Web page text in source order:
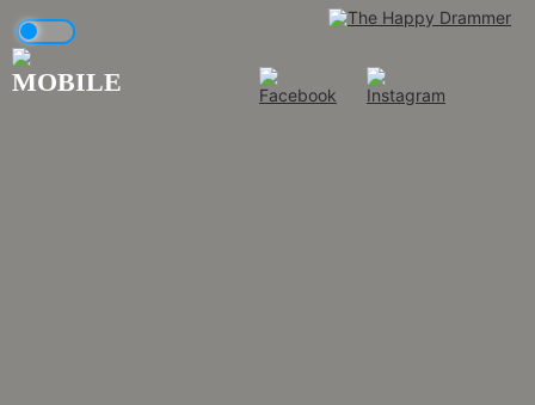
content